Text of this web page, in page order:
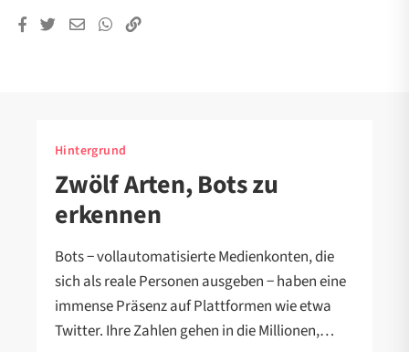
Hintergrund
Zwölf Arten, Bots zu
erkennen
Bots − vollautomatisierte Medienkonten, die
sich als reale Personen ausgeben − haben eine
immense Präsenz auf Plattformen wie etwa
Twitter. Ihre Zahlen gehen in die Millionen,…